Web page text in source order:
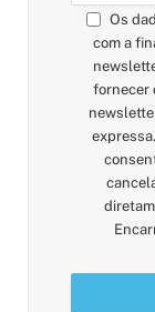
Os
com a
fornecer